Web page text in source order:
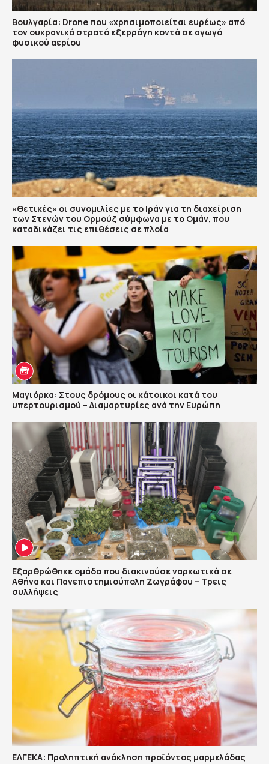
Βουλγαρία: Drone που «χρησιμοποιείται ευρέως» από
τον ουκρανικό στρατό εξερράγη κοντά σε αγωγό
φυσικού αερίου
«Θετικές» οι συνομιλίες με το Ιράν για τη διαχείριση
των Στενών του Ορμούζ σύμφωνα με το Ομάν, που
καταδικάζει τις επιθέσεις σε πλοία
Μαγιόρκα: Στους δρόμους οι κάτοικοι κατά του
υπερτουρισμού – Διαμαρτυρίες ανά την Ευρώπη
Εξαρθρώθηκε ομάδα που διακινούσε ναρκωτικά σε
Αθήνα και Πανεπιστημιούπολη Ζωγράφου – Τρεις
συλλήψεις
ΕΛΓΕΚΑ: Προληπτική ανάκληση προϊόντος μαρμελάδας